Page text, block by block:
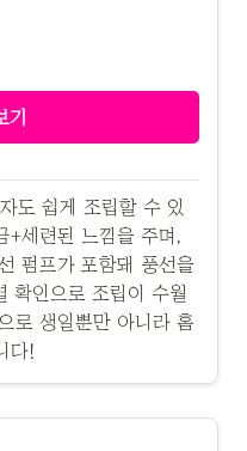
기
도 쉽게 조립할 수 있
세련된 느낌을 주며,
펌프가 포함돼 풍선을
확인으로 조립이 수월
로 생일뿐만 아니라 홈
다!